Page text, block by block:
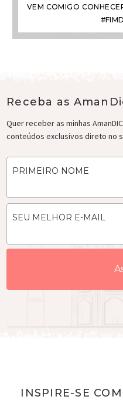
VEM COMIGO
Receba as
Quer receber as minhas
conteúdos exclusivos direto no
PRIMEIRO NOME
SEU MELHOR E-MAIL
INSPIRE-SE